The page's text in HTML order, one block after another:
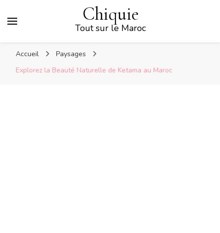
Chiquie
Tout sur le Maroc
Accueil
Paysages
Explorez la Beauté Naturelle de Ketama au Maroc